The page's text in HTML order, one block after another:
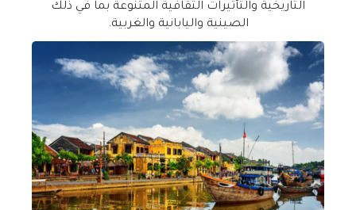
التاريخية والتأثيرات الثقافية المتنوعة بما في ذلك
الصينية واليابانية والغربية.